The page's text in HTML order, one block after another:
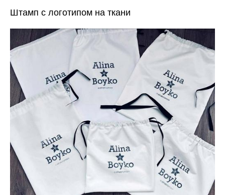
Штамп с логотипом на ткани